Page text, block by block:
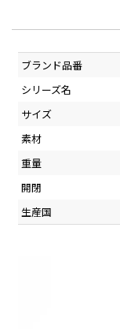
ブランド品番
シリーズ名
サイズ
素材
重量
開閉
生産国